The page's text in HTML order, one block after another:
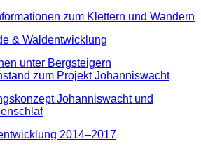
zum Klettern und Wandern
& Waldentwicklung
unter Bergsteigern
zum Projekt Johanniswacht
Johanniswacht und
2014–2017